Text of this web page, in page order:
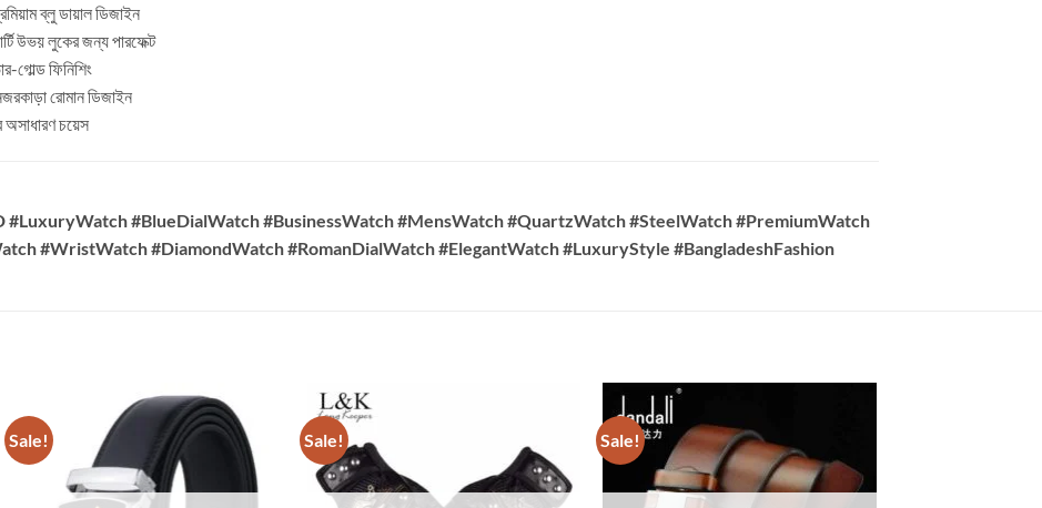
ব্লু ডায়াল ডিজাইন
উভয় লুকের জন্য পারফেক্ট
গোল্ড ফিনিশিং
রোমান ডিজাইন
অসাধারণ চয়েস
#LuxuryWatch #BlueDialWatch #BusinessWatch #MensWatch #QuartzWatch #SteelWatch #PremiumWatch
#WristWatch #DiamondWatch #RomanDialWatch #ElegantWatch #LuxuryStyle #BangladeshFashion
Sale! Sale! Sale!